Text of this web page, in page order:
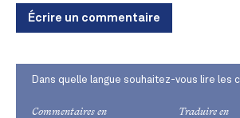
Écrire un commentaire
Dans quelle langue souhaitez-vous lire les
Commentaires en Traduire en